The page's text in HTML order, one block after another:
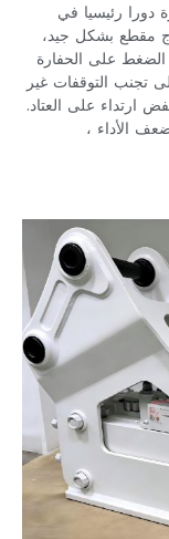
دورا رئيسيا في
مقطع بشكل جيد،
على الحفارة
تجنب التوقفات غير
ارتداء على العتاد.
الأداء ،